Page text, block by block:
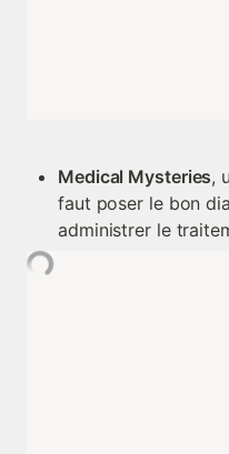
Medical Mysteries,
faut poser le bon
administrer le